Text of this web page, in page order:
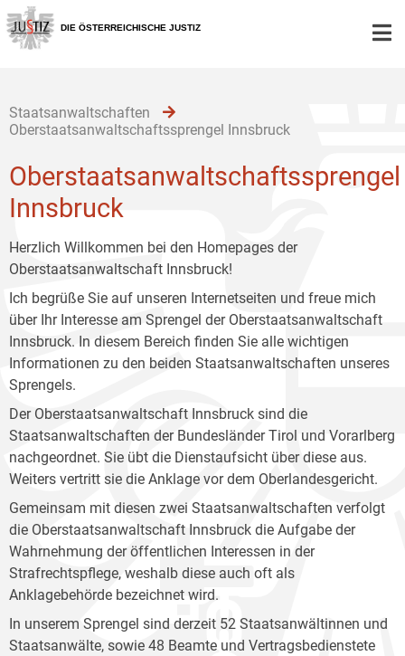
Zur
Hauptnavigation
[1]
Zum
Inhalt
[2]
Zum
Untermenü
[3]
DIE ÖSTERREICHISCHE JUSTIZ
Staatsanwaltschaften
Oberstaatsanwaltschaftssprengel Innsbruck
Oberstaatsanwaltschaftssprengel
Innsbruck
Herzlich Willkommen bei den Homepages der
Oberstaatsanwaltschaft Innsbruck!
Ich begrüße Sie auf unseren Internetseiten und freue mich
über Ihr Interesse am Sprengel der Oberstaatsanwaltschaft
Innsbruck. In diesem Bereich finden Sie alle wichtigen
Informationen zu den beiden Staatsanwaltschaften unseres
Sprengels.
Der Oberstaatsanwaltschaft Innsbruck sind die
Staatsanwaltschaften der Bundesländer Tirol und Vorarlberg
nachgeordnet. Sie übt die Dienstaufsicht über diese aus.
Weiters vertritt sie die Anklage vor dem Oberlandesgericht.
Gemeinsam mit diesen zwei Staatsanwaltschaften verfolgt
die Oberstaatsanwaltschaft Innsbruck die Aufgabe der
Wahrnehmung der öffentlichen Interessen in der
Strafrechtspflege, weshalb diese auch oft als
Anklagebehörde bezeichnet wird.
In unserem Sprengel sind derzeit 52 Staatsanwältinnen und
Staatsanwälte, sowie 48 Beamte und Vertragsbedienstete